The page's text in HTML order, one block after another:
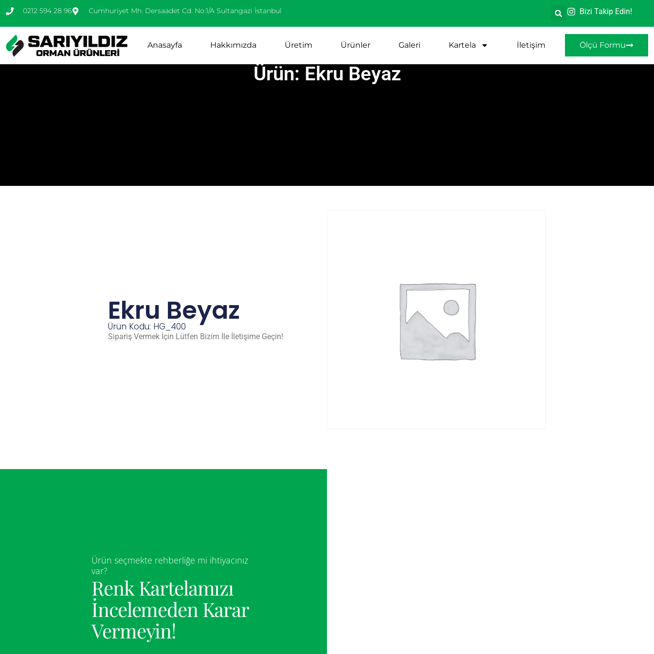
0212 594 28 96 Cumhuriyet Mh. Dersaadet Cd. No:1/A Sultangazi İstanbul Bizi Takip Edin!
Anasayfa Hakkımızda Üretim Ürünler Galeri Kartela İletişim Ölçü Formu
Ürün: Ekru Beyaz
Ekru Beyaz
Ürün Kodu: HG_400
Sipariş Vermek İçin Lütfen Bizim İle İletişime Geçin!
Ürün seçmekte rehberliğe mi ihtiyacınız
var?
Renk Kartelamızı
İncelemeden Karar
Vermeyin!